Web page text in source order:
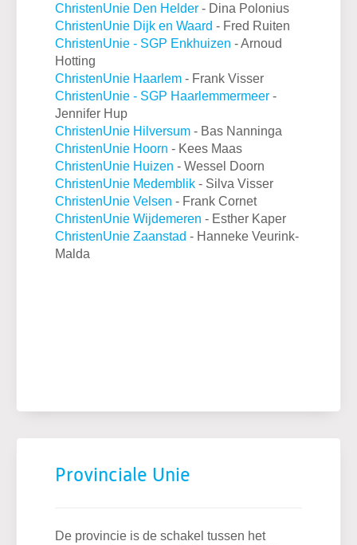
ChristenUnie Den Helder - Dina Polonius
ChristenUnie Dijk en Waard - Fred Ruiten
ChristenUnie - SGP Enkhuizen - Arnoud
Hotting
ChristenUnie Haarlem - Frank Visser
ChristenUnie - SGP Haarlemmermeer -
Jennifer Hup
ChristenUnie Hilversum - Bas Nanninga
ChristenUnie Hoorn - Kees Maas
ChristenUnie Huizen - Wessel Doorn
ChristenUnie Medemblik - Silva Visser
ChristenUnie Velsen - Frank Cornet
ChristenUnie Wijdemeren - Esther Kaper
ChristenUnie Zaanstad - Hanneke Veurink-
Malda
Provinciale Unie
De provincie is de schakel tussen het